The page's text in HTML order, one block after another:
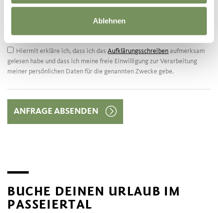
Ablehnen
Hiermit erkläre ich, dass ich dasAufklärungsschreiben aufmerksam
gelesen habe und dass ich meine freie Einwilligung zur Verarbeitung
meiner persönlichen Daten für die genannten Zwecke gebe.
ANFRAGE ABSENDEN
BUCHE DEINEN URLAUB IM
PASSEIERTAL